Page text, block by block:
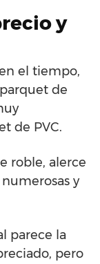
y
el tiempo,
de
de PVC.
roble, alerce
y
parece la
pero